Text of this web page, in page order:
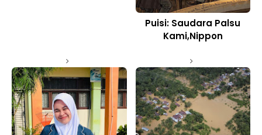
Puisi: Saudara Palsu
Kami,Nippon